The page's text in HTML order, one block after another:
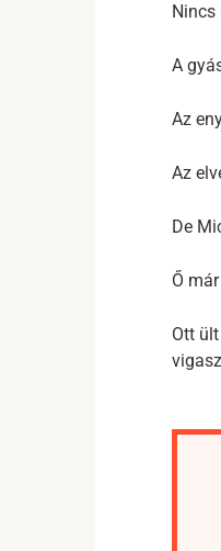
Nincs
A
Az
Az
De
Ő
Ott